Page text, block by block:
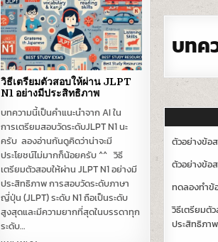
Posted
in
วิธีเตรียมตัวสอบให้ผ่าน JLPT
N1 อย่างมีประสิทธิภาพ
บทความนี้เป็นคำแนะนำจาก AI ใน
การเตรียมสอบวัดระดับJLPT N1 นะ
ครับ ลองอ่านกันดูคิดว่าน่าจะมี
ประโยชน์ไม่มากก็น้อยครับ ^^ วิธี
เตรียมตัวสอบให้ผ่าน JLPT N1 อย่างมี
ประสิทธิภาพ การสอบวัดระดับภาษา
ญี่ปุ่น (JLPT) ระดับ N1 ถือเป็นระดับ
สูงสุดและมีความยากที่สุดในบรรดาทุก
ระดับ…
บทค
ตัวอย่างข้อ
ตัวอย่างข้อ
ทดลองทำข้
วิธีเตรียมตั
ประสิทธิภาพ